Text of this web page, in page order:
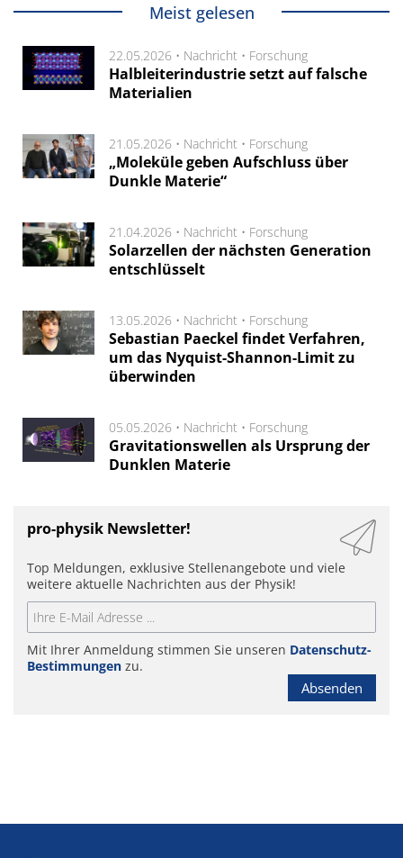
Meist gelesen
22.05.2026 • Nachricht • Forschung
Halbleiterindustrie setzt auf falsche
Materialien
21.05.2026 • Nachricht • Forschung
„Moleküle geben Aufschluss über
Dunkle Materie“
21.04.2026 • Nachricht • Forschung
Solarzellen der nächsten Generation
entschlüsselt
13.05.2026 • Nachricht • Forschung
Sebastian Paeckel findet Verfahren,
um das Nyquist-Shannon-Limit zu
überwinden
05.05.2026 • Nachricht • Forschung
Gravitationswellen als Ursprung der
Dunklen Materie
pro-physik Newsletter!
Top Meldungen, exklusive Stellenangebote und viele
weitere aktuelle Nachrichten aus der Physik!
Mit Ihrer Anmeldung stimmen Sie unseren Datenschutz-
Bestimmungen zu.
Absenden